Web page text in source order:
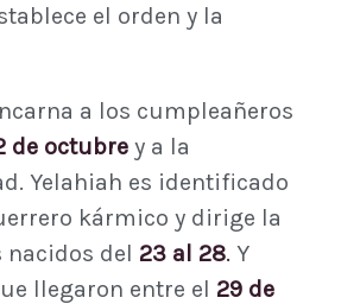
el orden y la
a los cumpleañeros
de octubre y a la
Yelahiah es identificado
kármico y dirige la
nacidos del 23 al 28. Y
llegaron entre el 29 de